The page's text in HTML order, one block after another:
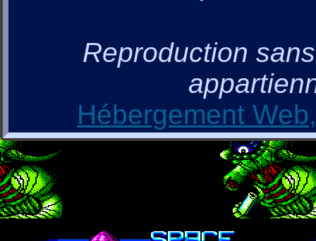
Reproduction
Hébergement